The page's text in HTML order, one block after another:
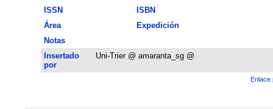
ISSN
ISBN
Área
Expedición
Notas
Insertado
por
Uni-Trier @ amaranta_sg @
Enlace